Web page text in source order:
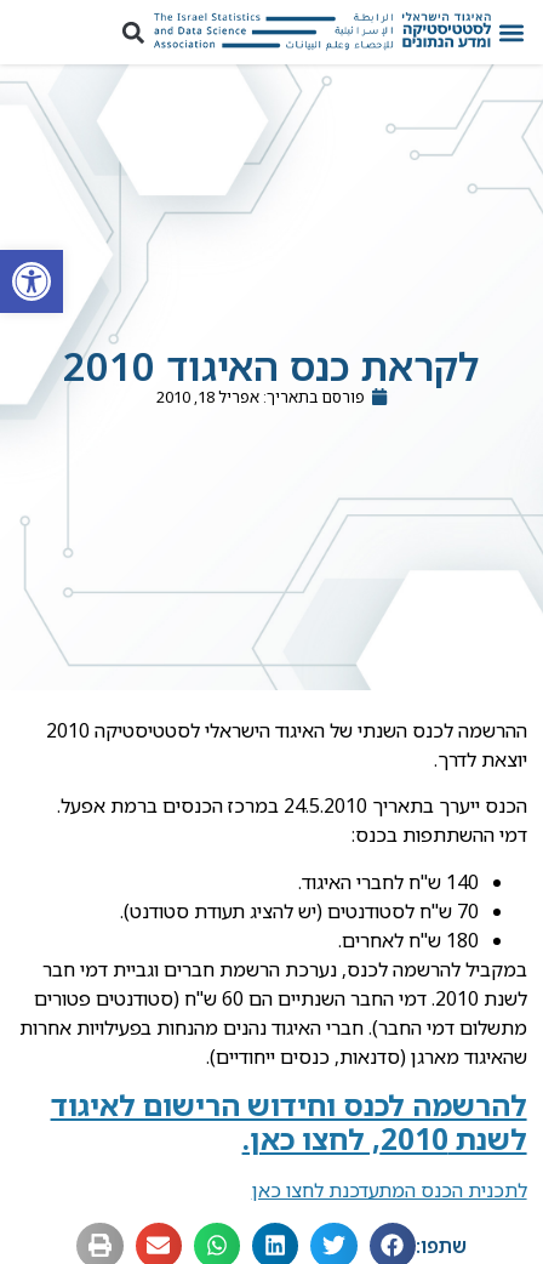
פתח
לקראת כנס האיגוד 2010
פורסם בתאריך: אפריל 18, 2010
ההרשמה לכנס השנתי של האיגוד הישראלי לסטטיסטיקה 2010
יוצאת לדרך.
הכנס ייערך בתאריך 24.5.2010 במרכז הכנסים ברמת אפעל.
דמי ההשתתפות בכנס:
140 ש"ח לחברי האיגוד.
70 ש"ח לסטודנטים (יש להציג תעודת סטודנט).
180 ש"ח לאחרים.
במקביל להרשמה לכנס, נערכת הרשמת חברים וגביית דמי חבר
לשנת 2010. דמי החבר השנתיים הם 60 ש"ח (סטודנטים פטורים
מתשלום דמי החבר). חברי האיגוד נהנים מהנחות בפעילויות אחרות
שהאיגוד מארגן (סדנאות, כנסים ייחודיים).
להרשמה לכנס וחידוש הרישום לאיגוד
לשנת 2010, לחצו כאן.
לתכנית הכנס המתעדכנת לחצו כאן
שתפו: